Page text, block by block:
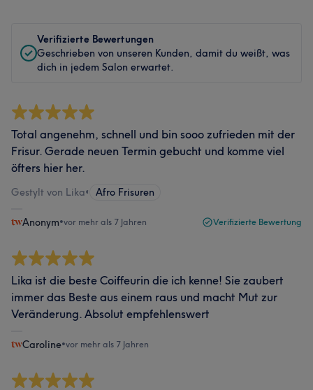
Verifizierte Bewertungen
Geschrieben von unseren Kunden, damit du weißt, was
dich in jedem Salon erwartet.
Total angenehm, schnell und bin sooo zufrieden mit der
Frisur. Gerade neuen Termin gebucht und komme viel
öfters hier her.
Gestylt von Lika• Afro Frisuren
Anonym•vor mehr als 7 Jahren Verifizierte Bewertung
Lika ist die beste Coiffeurin die ich kenne! Sie zaubert
immer das Beste aus einem raus und macht Mut zur
Veränderung. Absolut empfehlenswert
Caroline•vor mehr als 7 Jahren